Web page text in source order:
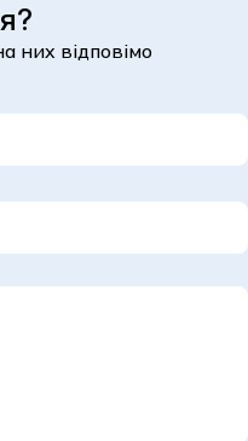
них відповімо